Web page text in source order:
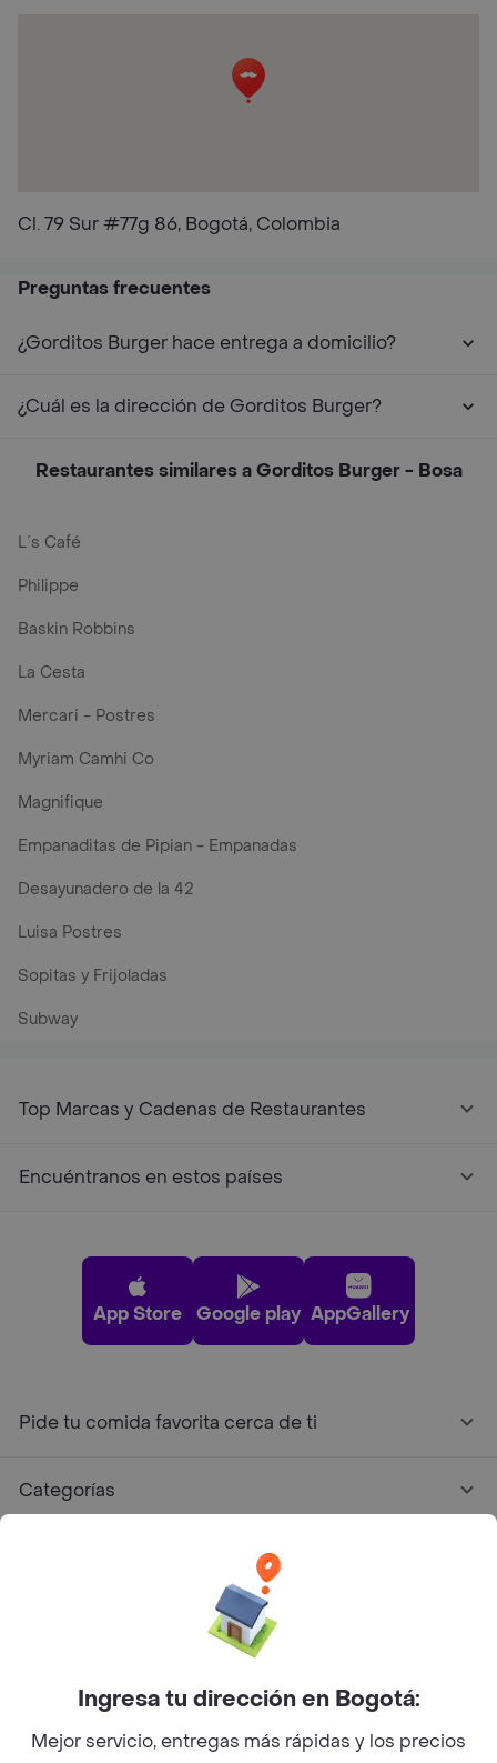
Cl. 79 Sur #77g 86, Bogotá, Colombia
Preguntas frecuentes
¿Gorditos Burger hace entrega a domicilio?
¿Cuál es la dirección de Gorditos Burger?
Restaurantes similares a Gorditos Burger - Bosa
L´s Café
Philippe
Baskin Robbins
La Cesta
Mercari - Postres
Myriam Camhi Co
Magnifique
Empanaditas de Pipian - Empanadas
Desayunadero de la 42
Luisa Postres
Sopitas y Frijoladas
Subway
Top Marcas y Cadenas de Restaurantes
Encuéntranos en estos países
App Store Google play AppGallery
Pide tu comida favorita cerca de ti
Categorías
Facebook
Twitter
Instagram
©2026Rappi Inc. All rights reserved.
Ingresa tu dirección en Bogotá:
Mejor servicio, entregas más rápidas y los precios